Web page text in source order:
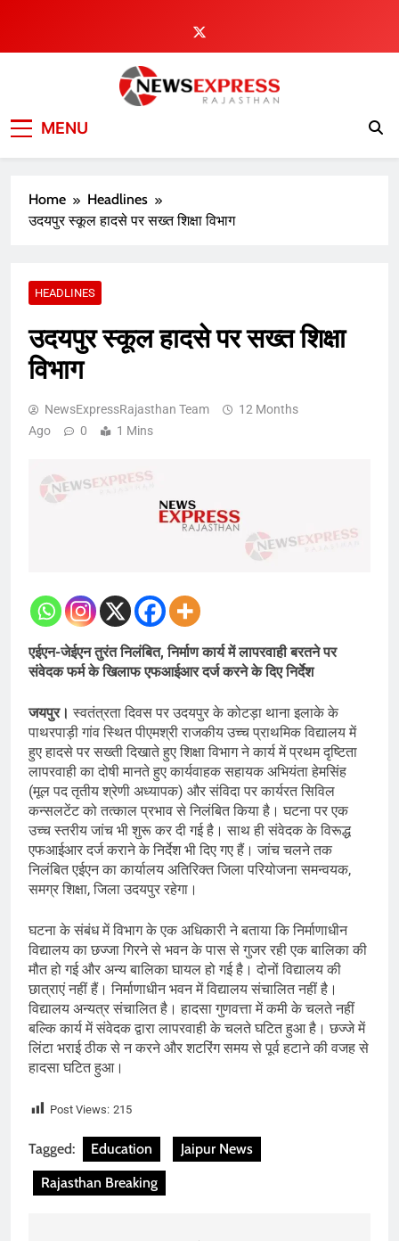
content
MENU
Home
Headlines
उदयपुर स्कूल हादसे पर सख्त शिक्षा विभाग
HEADLINES
उदयपुर स्कूल हादसे पर सख्त शिक्षा
विभाग
NewsExpressRajasthan Team
12 Months
Ago
0 1 Mins
एईएन-जेईएन तुरंत निलंबित, निर्माण कार्य में लापरवाही बरतने पर
संवेदक फर्म के खिलाफ एफआईआर दर्ज करने के दिए निर्देश
जयपुर।स्वतंत्रता दिवस पर उदयपुर के कोटड़ा थाना इलाके के
पाथरपाड़ी गांव स्थित पीएमश्री राजकीय उच्च प्राथमिक विद्यालय में
हुए हादसे पर सख्ती दिखाते हुए शिक्षा विभाग ने कार्य में प्रथम दृष्टिता
लापरवाही का दोषी मानते हुए कार्यवाहक सहायक अभियंता हेमसिंह
(मूल पद तृतीय श्रेणी अध्यापक) और संविदा पर कार्यरत सिविल
कन्सलटेंट को तत्काल प्रभाव से निलंबित किया है। घटना पर एक
उच्च स्तरीय जांच भी शुरू कर दी गई है। साथ ही संवेदक के विरूद्ध
एफआईआर दर्ज कराने के निर्देश भी दिए गए हैं। जांच चलने तक
निलंबित एईएन का कार्यालय अतिरिक्त जिला परियोजना समन्वयक,
समग्र शिक्षा, जिला उदयपुर रहेगा।
घटना के संबंध में विभाग के एक अधिकारी ने बताया कि निर्माणाधीन
विद्यालय का छज्जा गिरने से भवन के पास से गुजर रही एक बालिका की
मौत हो गई और अन्य बालिका घायल हो गई है। दोनों विद्यालय की
छात्राएं नहीं हैं। निर्माणाधीन भवन में विद्यालय संचालित नहीं है।
विद्यालय अन्यत्र संचालित है। हादसा गुणवत्ता में कमी के चलते नहीं
बल्कि कार्य में संवेदक द्वारा लापरवाही के चलते घटित हुआ है। छज्जे में
लिंटा भराई ठीक से न करने और शटरिंग समय से पूर्व हटाने की वजह से
हादसा घटित हुआ।
Post Views: 215
Tagged: Education
Jaipur News
Rajasthan Breaking